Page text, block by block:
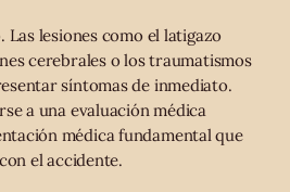
lesiones como el latigazo
cerebrales o los traumatismos
síntomas de inmediato.
a una evaluación médica
médica fundamental que
el accidente.